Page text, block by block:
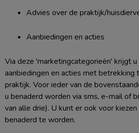
Advies over de praktijk/
Aanbiedingen en acties
Via deze 'marketingcategorieën' krijgt
aanbiedingen en acties met betrekking
praktijk. Voor ieder van de
u benaderd worden via sms, e-mail of
van alle drie). U kunt er ook voor
benaderd te worden.